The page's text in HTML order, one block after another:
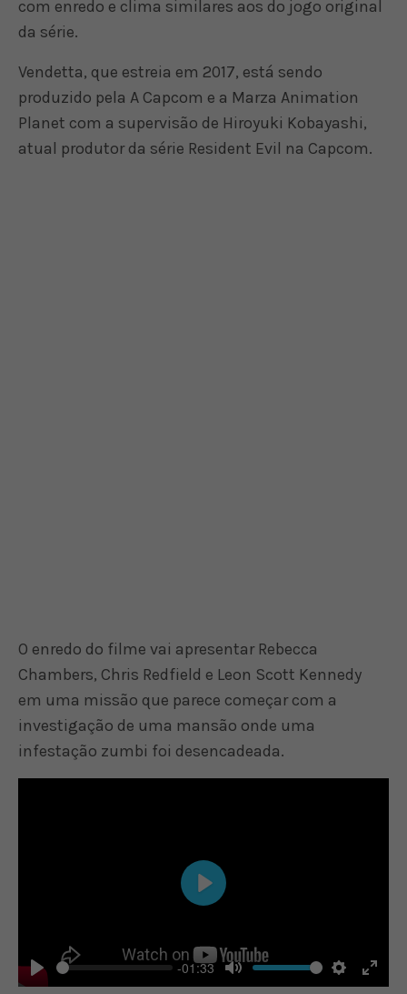
com enredo e clima similares aos do jogo original
da série.
Vendetta, que estreia em 2017, está sendo
produzido pela A Capcom e a Marza Animation
Planet com a supervisão de Hiroyuki Kobayashi,
atual produtor da série Resident Evil na Capcom.
O enredo do filme vai apresentar Rebecca
Chambers, Chris Redfield e Leon Scott Kennedy
em uma missão que parece começar com a
investigação de uma mansão onde uma
infestação zumbi foi desencadeada.
Play
-01:33
Mute Settings
Enter
Play